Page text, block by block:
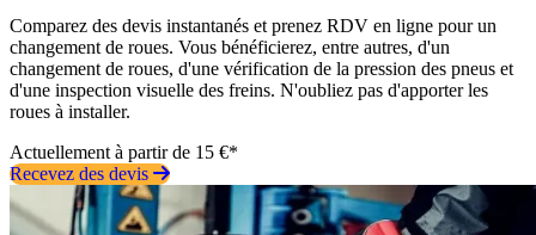
Comparez des devis instantanés et prenez RDV en ligne pour un
changement de roues. Vous bénéficierez, entre autres, d'un
changement de roues, d'une vérification de la pression des pneus et
d'une inspection visuelle des freins. N'oubliez pas d'apporter les
roues à installer.
Actuellement à partir de 15 €*
Recevez des devis